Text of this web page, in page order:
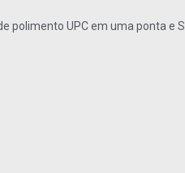
polimento UPC em uma ponta e